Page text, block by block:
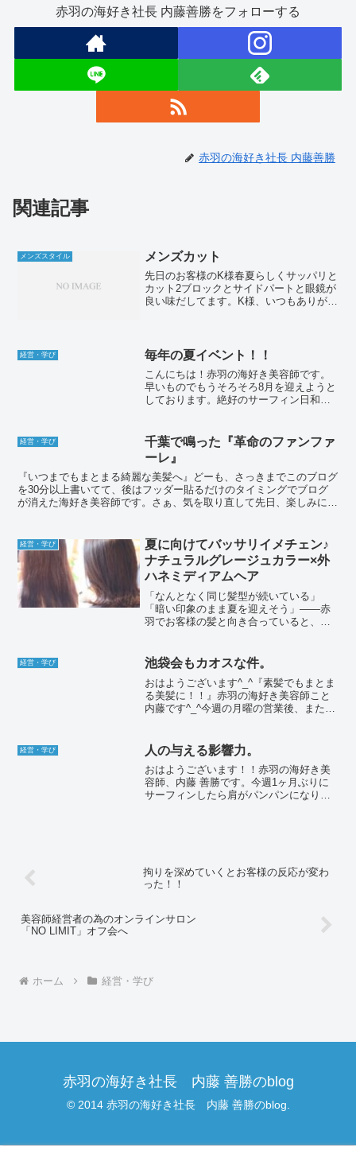
赤羽の海好き社長 内藤善勝をフォローする
赤羽の海好き社長 内藤善勝
関連記事
メンズスタイル メンズカット
先日のお客様のK様春夏らしくサッパリと
カット2ブロックとサイドパートと眼鏡が
良い味だしてます。K様、いつもありがと
た。め、目が怪しい...
経営・学び 毎年の夏イベント！！
こんにちは！赤羽の海好き美容師です。
早いものでもうそろそろ8月を迎えようと
しております。絶好のサーフィン日和と
あああぁぁぁ〜‼️海へ行きたい…そんな想
いは心の中にそっと...
経営・学び
千葉で鳴った『革命のファンファ
ーレ』
『いつまでもまとまる綺麗な美髪へ』どーも、さっきまでこのブログ
を30分以上書いてて、後はフッダー貼るだけのタイミングでブログ
が消えた海好き美容師です。さぁ、気を取り直して先日、楽しみにし
経営・学び
夏に向けてバッサリイメチェン♪
ナチュラルグレージュカラー×外
ハネミディアムヘア
「なんとなく同じ髪型が続いている」
「暗い印象のまま夏を迎えそう」——赤
羽でお客様の髪と向き合っていると、こ
先、マンネリ化したカラー。思い切って
バッサリ変えたいけれど、失...
経営・学び 池袋会もカオスな件。
おはようございます^_^『素髪でもまとま
る美髪に！！』赤羽の海好き美容師こと
内藤です^_^今週の月曜の営業後、またま
という事がないくらい誰かしら参加して
くださっていて、...
経営・学び 人の与える影響力。
おはようございます！！赤羽の海好き美
容師、内藤 善勝です。今週1ヶ月ぶりに
サーフィンしたら肩がパンパンになりま
拘りを深めていくとお客様の反応が変わ
った！！
美容師経営者の為のオンラインサロン
「NO LIMIT」オフ会へ
ホーム 経営・学び
赤羽の海好き社長 内藤 善勝のblog
© 2014 赤羽の海好き社長 内藤 善勝のblog.